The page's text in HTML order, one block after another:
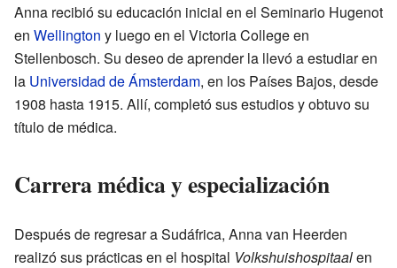
Anna recibió su educación inicial en el Seminario Hugenot
en Wellington y luego en el Victoria College en
Stellenbosch. Su deseo de aprender la llevó a estudiar en
la Universidad de Ámsterdam, en los Países Bajos, desde
1908 hasta 1915. Allí, completó sus estudios y obtuvo su
título de médica.
Carrera médica y especialización
Después de regresar a Sudáfrica, Anna van Heerden
realizó sus prácticas en el hospital Volkshuishospitaalen